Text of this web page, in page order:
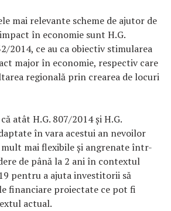
mai relevante scheme de ajutor de
în economie sunt H.G.
2014, ce au ca obiectiv stimularea
major în economie, respectiv care
regională prin crearea de locuri
atât H.G. 807/2014 și H.G.
în vara acestui an nevoilor
mai flexibile și angrenate într-
de până la 2 ani în contextul
pentru a ajuta investitorii să
financiare proiectate ce pot fi
actual.